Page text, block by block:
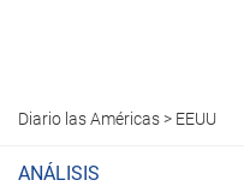
Diario las Américas> EEUU
ANÁLISIS